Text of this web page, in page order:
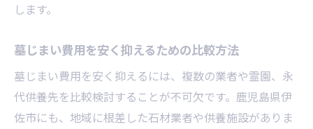
します。
墓じまい費用を安く抑えるための比較方法
墓じまい費用を安く抑えるには、複数の業者や霊園、永
代供養先を比較検討することが不可欠です。鹿児島県伊
佐市にも、地域に根差した石材業者や供養施設がありま